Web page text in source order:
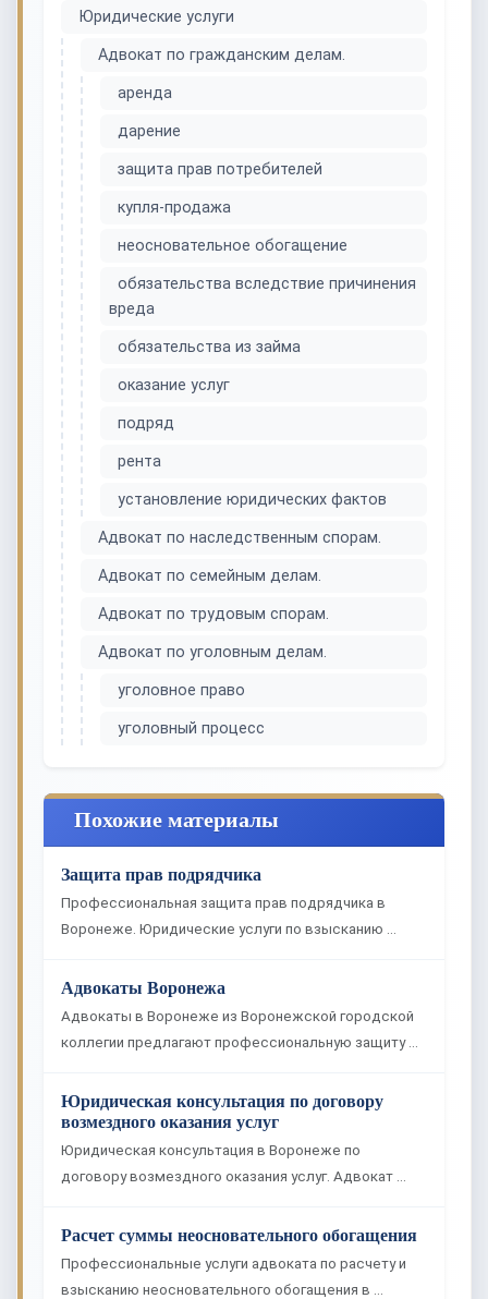
Юридические услуги
Адвокат по гражданским делам.
аренда
дарение
защита прав потребителей
купля-продажа
неосновательное обогащение
обязательства вследствие причинения
вреда
обязательства из займа
оказание услуг
подряд
рента
установление юридических фактов
Адвокат по наследственным спорам.
Адвокат по семейным делам.
Адвокат по трудовым спорам.
Адвокат по уголовным делам.
уголовное право
уголовный процесс
Похожие материалы
Защита прав подрядчика
Профессиональная защита прав подрядчика в
Воронеже. Юридические услуги по взысканию …
Адвокаты Воронежа
Адвокаты в Воронеже из Воронежской городской
коллегии предлагают профессиональную защиту …
Юридическая консультация по договору
возмездного оказания услуг
Юридическая консультация в Воронеже по
договору возмездного оказания услуг. Адвокат …
Расчет суммы неосновательного обогащения
Профессиональные услуги адвоката по расчету и
взысканию неосновательного обогащения в …